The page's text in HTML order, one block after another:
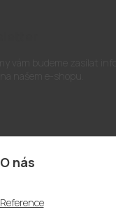
O nás
Reference